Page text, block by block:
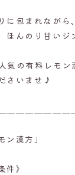
に包まれながら
ほんのり甘いジ
の有料レモン
さいませ♪
ン漢方」
件》